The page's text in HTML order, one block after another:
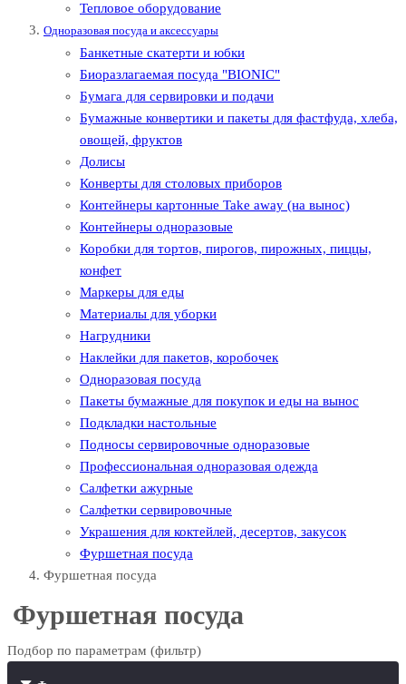
Тепловое оборудование
Одноразовая посуда и аксессуары
Банкетные скатерти и юбки
Биоразлагаемая посуда "BIONIC"
Бумага для сервировки и подачи
Бумажные конвертики и пакеты для фастфуда, хлеба,
овощей, фруктов
Долисы
Конверты для столовых приборов
Контейнеры картонные Take away (на вынос)
Контейнеры одноразовые
Коробки для тортов, пирогов, пирожных, пиццы,
конфет
Маркеры для еды
Материалы для уборки
Нагрудники
Наклейки для пакетов, коробочек
Одноразовая посуда
Пакеты бумажные для покупок и еды на вынос
Подкладки настольные
Подносы сервировочные одноразовые
Профессиональная одноразовая одежда
Салфетки ажурные
Салфетки сервировочные
Украшения для коктейлей, десертов, закусок
Фуршетная посуда
Фуршетная посуда
Фуршетная посуда
Подбор по параметрам (фильтр)